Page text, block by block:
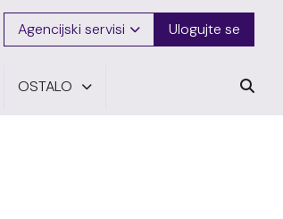
Agencijski servisi Ulogujte se
OSTALO